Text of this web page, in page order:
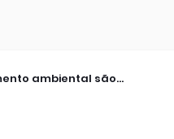
ambiental são